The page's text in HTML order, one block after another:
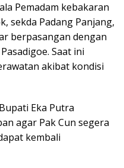
Pemadam kebakaran
sekda Padang Panjang,
berpasangan dengan
Saat ini
akibat kondisi
Eka Putra
agar Pak Cun segera
kembali